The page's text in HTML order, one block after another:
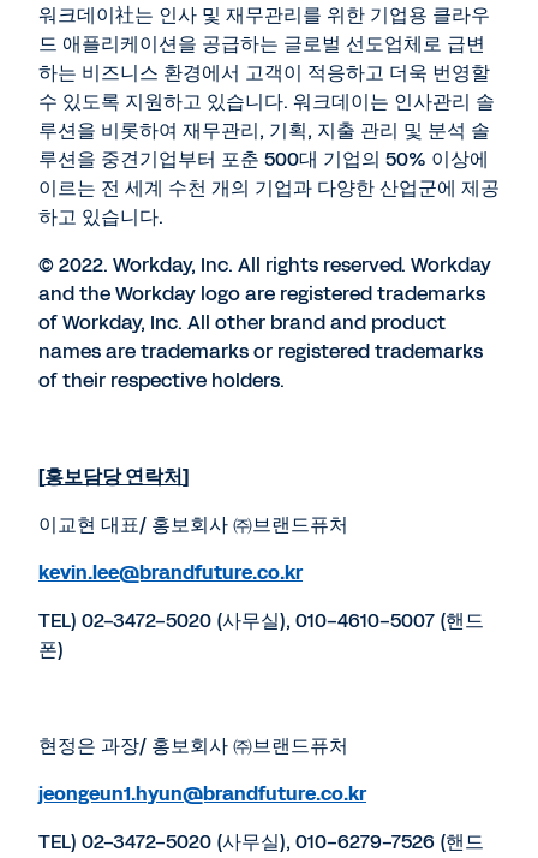
워크데이社는 인사 및 재무관리를 위한 기업용 클라우
드 애플리케이션을 공급하는 글로벌 선도업체로 급변
하는 비즈니스 환경에서 고객이 적응하고 더욱 번영할
수 있도록 지원하고 있습니다. 워크데이는 인사관리 솔
루션을 비롯하여 재무관리, 기획, 지출 관리 및 분석 솔
루션을 중견기업부터 포춘 500대 기업의 50% 이상에
이르는 전 세계 수천 개의 기업과 다양한 산업군에 제공
하고 있습니다.
© 2022. Workday, Inc. All rights reserved. Workday
and the Workday logo are registered trademarks
of Workday, Inc. All other brand and product
names are trademarks or registered trademarks
of their respective holders.
[홍보담당 연락처]
이교현 대표/ 홍보회사 ㈜브랜드퓨처
kevin.lee@brandfuture.co.kr
TEL) 02-3472-5020 (사무실), 010-4610-5007 (핸드
폰)
현정은 과장/ 홍보회사 ㈜브랜드퓨처
jeongeun1.hyun@brandfuture.co.kr
TEL) 02-3472-5020 (사무실), 010-6279-7526 (핸드